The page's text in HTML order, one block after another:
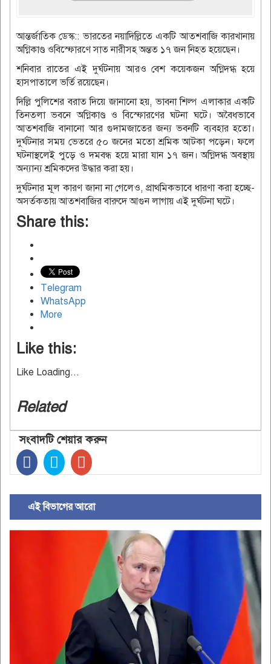
আন্তর্জাতিক ডেস্ক:: ভারতের নয়াদিল্লিতে একটি আতশবাজি কারখানায়
অগ্নিকাণ্ড ওবিস্ফোরণে সাত নারীসহ অন্তত ১৭ জন নিহত হয়েছেন।
শনিবার রাতের এই দুর্ঘটনায় আরও বেশ কয়েকজন অগ্নিদগ্ধ হয়ে
হাসপাতালে ভর্তি রয়েছেন।
দিল্লি পুলিশের বরাত দিয়ে জানানো হয়, ভাবনা শিল্প এলাকার একটি
তিনতলা ভবনে অগ্নিকাণ্ড ও বিস্ফোরণের ঘটনা ঘটে। অবৈধভাবে
আতশবাজি বানানো আর গুদামজাতের জন্য ভবনটি ব্যবহার হতো।
দুর্ঘটনার সময় ভেতরে ৫০ জনের মতো শ্রমিক আটকা পড়েন। ফলে
ঘটনাস্থলেই পুড়ে ও দমবন্ধ হয়ে মারা যান ১৭ জন। অগ্নিদগ্ধ অবস্থায়
অন্যান্য শ্রমিকদের উদ্ধার করা হয়।
দুর্ঘটনার মূল কারণ জানা না গেলেও, প্রাথমিকভাবে ধারণা করা হচ্ছে-
অসর্তকতায় আতশবাজির বারুদে আগুন লাগায় এই দুর্ঘটনা ঘটে।
Share this:
Telegram
WhatsApp
More
Like this:
Like Loading...
Related
সংবাদটি শেয়ার করুন
এই বিভাগের আরো